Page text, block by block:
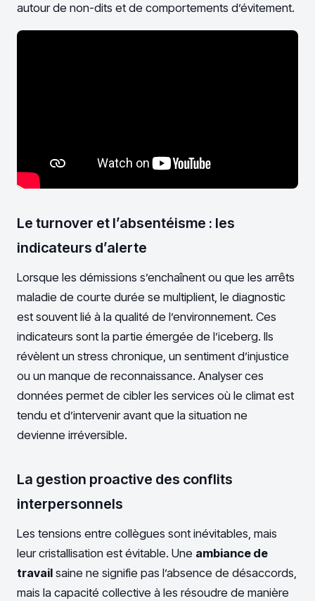
autour de non-dits et de comportements d’évitement.
Le turnover et l’absentéisme : les
indicateurs d’alerte
Lorsque les démissions s’enchaînent ou que les arrêts
maladie de courte durée se multiplient, le diagnostic
est souvent lié à la qualité de l’environnement. Ces
indicateurs sont la partie émergée de l’iceberg. Ils
révèlent un stress chronique, un sentiment d’injustice
ou un manque de reconnaissance. Analyser ces
données permet de cibler les services où le climat est
tendu et d’intervenir avant que la situation ne
devienne irréversible.
La gestion proactive des conflits
interpersonnels
Les tensions entre collègues sont inévitables, mais
leur cristallisation est évitable. Une ambiance de
travail saine ne signifie pas l’absence de désaccords,
mais la capacité collective à les résoudre de manière